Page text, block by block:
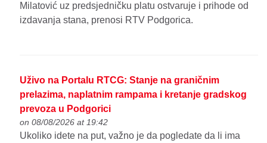
Milatović uz predsjedničku platu ostvaruje i prihode od
izdavanja stana, prenosi RTV Podgorica.
Uživo na Portalu RTCG: Stanje na graničnim
prelazima, naplatnim rampama i kretanje gradskog
prevoza u Podgorici
on 08/08/2026 at 19:42
Ukoliko idete na put, važno je da pogledate da li ima